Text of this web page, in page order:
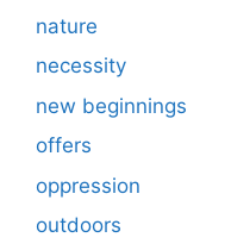
nature
necessity
new beginnings
offers
oppression
outdoors